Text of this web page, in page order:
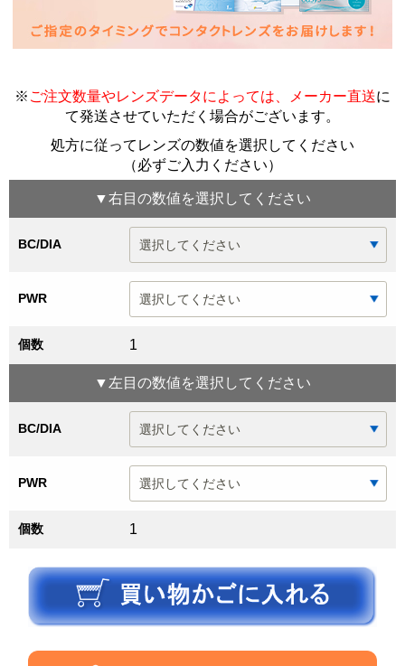
※ ご注文数量やレンズデータによっては、メーカー直送に
て発送させていただく場合がございます。
処方に従ってレンズの数値を選択してください
（必ずご入力ください）
▼右目 の数値を選択してください
BC/DIA
PWR
個数 1
▼ 左目 の数値を選択してください
BC/DIA
PWR
個数 1